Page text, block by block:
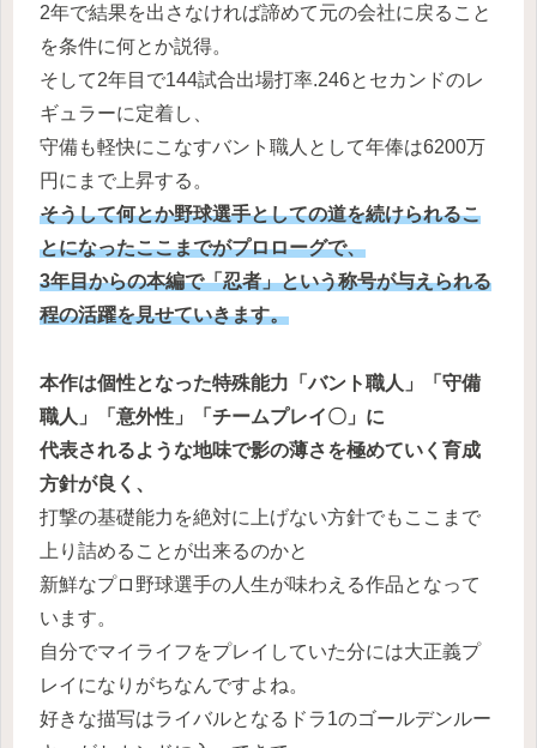
2年で結果を出さなければ諦めて元の会社に戻ること
を条件に何とか説得。
そして2年目で144試合出場打率.246とセカンドのレ
ギュラーに定着し、
守備も軽快にこなすバント職人として年俸は6200万
円にまで上昇する。
そうして何とか野球選手としての道を続けられるこ
とになったここまでがプロローグで、
3年目からの本編で「忍者」という称号が与えられる
程の活躍を見せていきます。
本作は個性となった特殊能力「バント職人」「守備
職人」「意外性」「チームプレイ〇」に
代表されるような地味で影の薄さを極めていく育成
方針が良く、
打撃の基礎能力を絶対に上げない方針でもここまで
上り詰めることが出来るのかと
新鮮なプロ野球選手の人生が味わえる作品となって
います。
自分でマイライフをプレイしていた分には大正義プ
レイになりがちなんですよね。
好きな描写はライバルとなるドラ1のゴールデンルー